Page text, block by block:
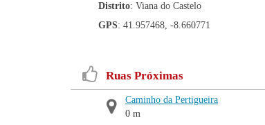
Distrito: Viana do Castelo
GPS: 41.957468, -8.660771
Ruas Próximas
Caminho da Pertigueira
0 m